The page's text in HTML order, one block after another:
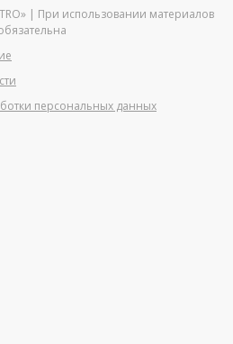
| При использовании материалов
персональных данных